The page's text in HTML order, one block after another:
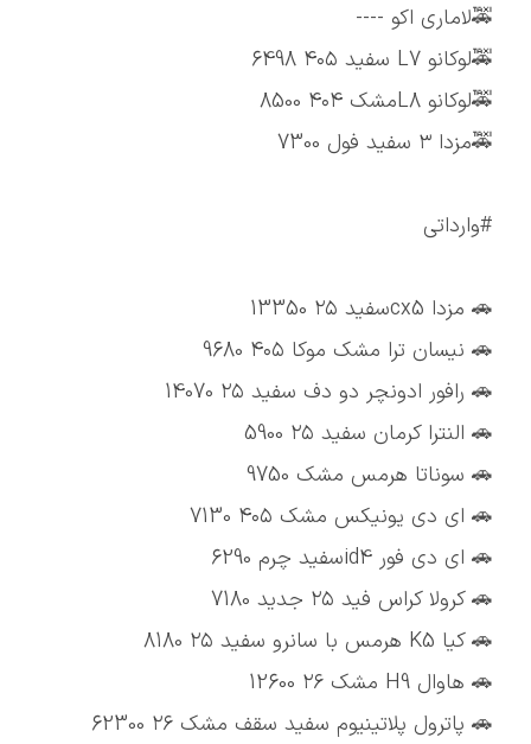
🚕لاماری اکو ----
🚕لوکانو L7 سفید ۴۰۵ 6498
🚕لوکانو L8مشک ۴۰۴ 8500
🚕مزدا ۳ سفید فول 7300
#وارداتی
🚗 مزدا cx5سفید ۲۵ 13350
🚗 نیسان ترا مشک موکا ۴۰۵ 9680
🚗 رافور ادونچر دو دف سفید ۲۵ 14070
🚗 النترا کرمان سفید ۲۵ 5900
🚗 سوناتا هرمس مشک 9750
🚗 ای دی یونیکس مشک ۴۰۵ 7130
🚗 ای دی فور id4سفید چرم 6290
🚗 کرولا کراس فید ۲۵ جدید 7180
🚗 کیا K5 هرمس با سانرو سفید ۲۵ 8180
🚗 هاوال H9 مشک ۲۶ 12600
🚗 پاترول پلاتینیوم سفید سقف مشک ۲۶ 62300